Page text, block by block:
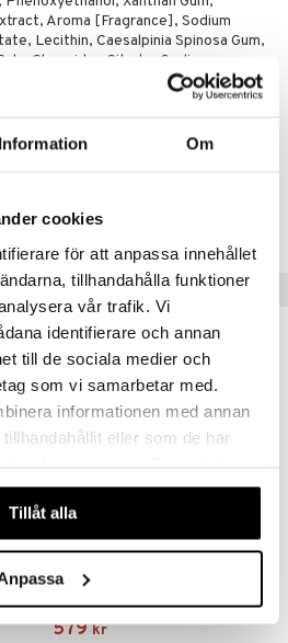
Information Om
cookies
för att anpassa innehållet
tillhandahålla funktioner
vår trafik. Vi
identifierare och annan
till de sociala medier och
som vi samarbetar med.
informationen med annan
eller som de har
användande av vår webbplats.
Tillåt alla
Aroma [Fragrance], Sodium
Lecithin, Caesalpinia Spinosa Gum,
Glycerides Citrate, Sodium
279 kr
till dig
Börlind System Absolute Beauty Fluid Gel
ANNEMARIE BÖRLIND
579 kr